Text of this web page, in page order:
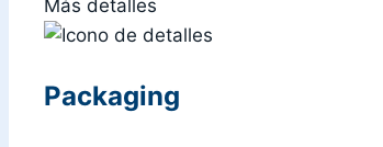
Más detalles
Packaging